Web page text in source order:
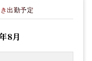
出勤予定
8月